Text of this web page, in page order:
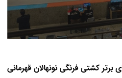
برتر کشتی فرنگی نونهالان قهرمانی